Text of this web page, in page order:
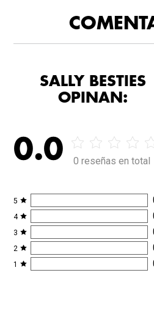
SALLY BESTIES
OPINAN:
0.0 0 reseñas en total
5
4
3
2
1